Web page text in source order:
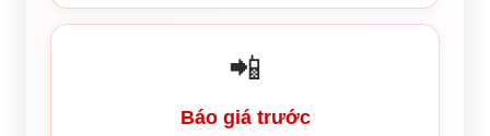
📲
Báo giá trước